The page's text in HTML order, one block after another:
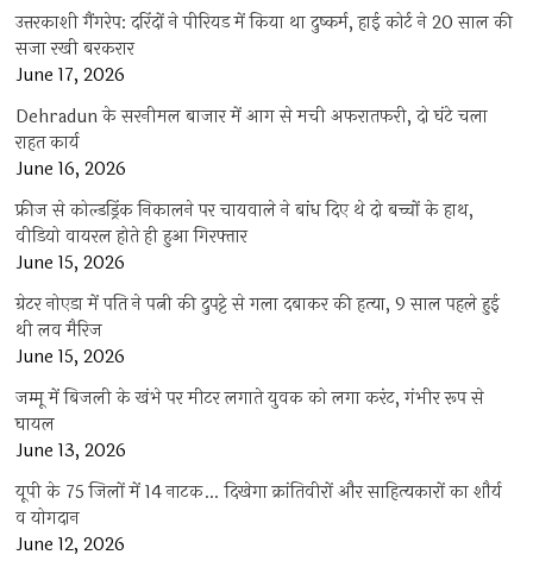
उत्तरकाशी गैंगरेप: दरिंदों ने पीरियड में किया था दुष्कर्म, हाई कोर्ट ने 20 साल की
सजा रखी बरकरार
June 17, 2026
Dehradun के सरनीमल बाजार में आग से मची अफरातफरी, दो घंटे चला
राहत कार्य
June 16, 2026
फ्रीज से कोल्डड्रिंक निकालने पर चायवाले ने बांध दिए थे दो बच्चों के हाथ,
वीडियो वायरल होते ही हुआ गिरफ्तार
June 15, 2026
ग्रेटर नोएडा में पति ने पत्नी की दुपट्टे से गला दबाकर की हत्या, 9 साल पहले हुई
थी लव मैरिज
June 15, 2026
जम्मू में बिजली के खंभे पर मीटर लगाते युवक को लगा करंट, गंभीर रूप से
घायल
June 13, 2026
यूपी के 75 जिलों में 14 नाटक… दिखेगा क्रांतिवीरों और साहित्यकारों का शौर्य
व योगदान
June 12, 2026